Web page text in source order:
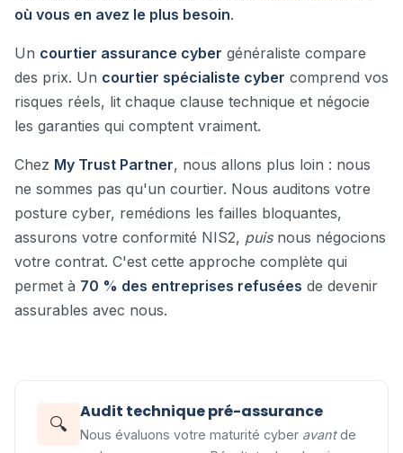
où vous en avez le plus besoin.
Un courtier assurance cyber généraliste compare
des prix. Un courtier spécialiste cyber comprend vos
risques réels, lit chaque clause technique et négocie
les garanties qui comptent vraiment.
Chez My Trust Partner, nous allons plus loin : nous
ne sommes pas qu'un courtier. Nous auditons votre
posture cyber, remédions les failles bloquantes,
assurons votre conformité NIS2, puisnous négocions
votre contrat. C'est cette approche complète qui
permet à 70 % des entreprises refusées de devenir
assurables avec nous.
🔍
Audit technique pré-assurance
Nous évaluons votre maturité cyber avantde